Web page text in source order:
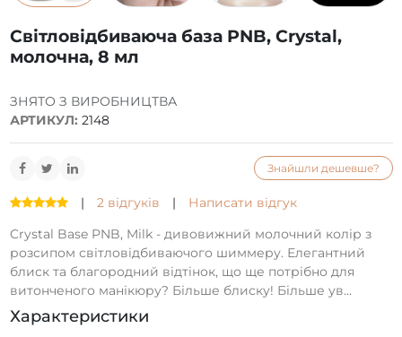
Світловідбиваюча база PNB, Crystal,
молочна, 8 мл
| 2 відгуків |
Написати відгук
Crystal Base PNB, Milk - дивовижний молочний колір з
розсипом світловідбиваючого шиммеру. Елегантний
блиск та благородний відтінок, що ще потрібно для
витонченого манікюру? Більше блиску! Більше ув...
Характеристики
ЗНЯТО З ВИРОБНИЦТВА
АРТИКУЛ: 2148
Знайшли дешевше?